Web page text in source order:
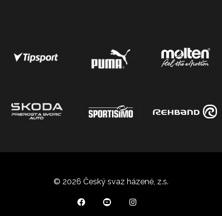
© 2026 Český svaz házené, z.s.